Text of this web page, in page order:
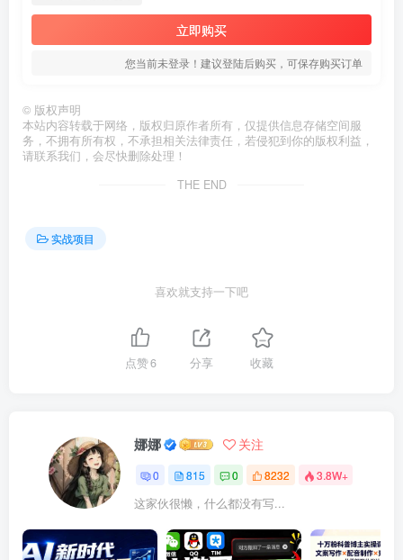
立即购买
您当前未登录！建议登陆后购买，可保存购买订单
© 版权声明
本站内容转载于网络，版权归原作者所有，仅提供信息存储空间服
务，不拥有所有权，不承担相关法律责任，若侵犯到你的版权利益，
请联系我们，会尽快删除处理！
THE END
实战项目
喜欢就支持一下吧
点赞6 分享 收藏
娜娜 关注
0 815 0 8232 3.8W+
这家伙很懒，什么都没有写...